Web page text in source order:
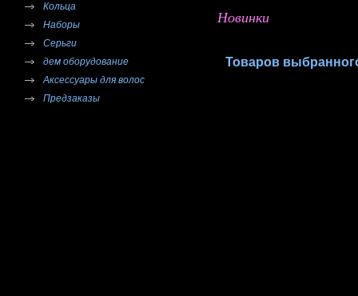
Кольца
Наборы
Серьги
дем оборудование
Аксессуары для волос
Предзаказы
Новинки
Товаров